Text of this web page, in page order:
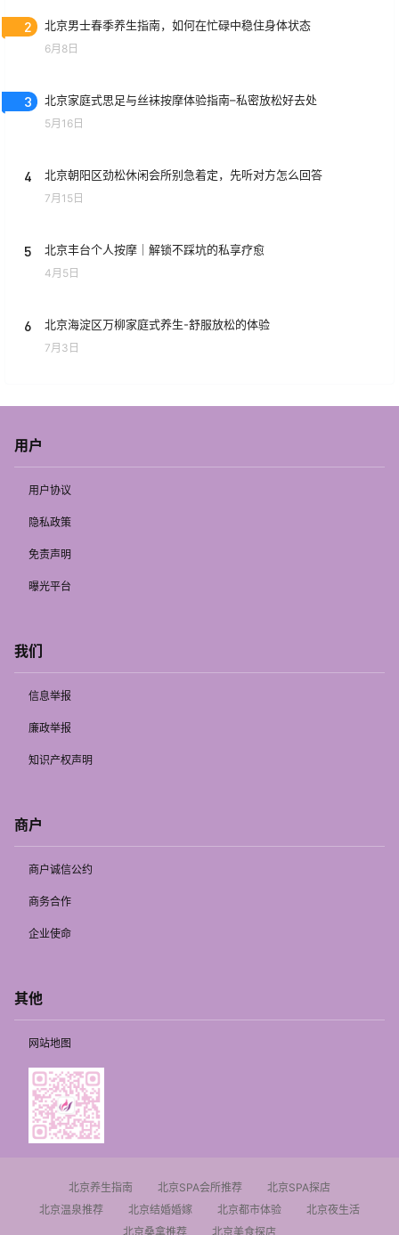
2 北京男士春季养生指南，如何在忙碌中稳住身体状态
6月8日
3 北京家庭式思足与丝袜按摩体验指南–私密放松好去处
5月16日
4 北京朝阳区劲松休闲会所别急着定，先听对方怎么回答
7月15日
5 北京丰台个人按摩｜解锁不踩坑的私享疗愈
4月5日
6 北京海淀区万柳家庭式养生-舒服放松的体验
7月3日
用户
用户协议
隐私政策
免责声明
曝光平台
我们
信息举报
廉政举报
知识产权声明
商户
商户诚信公约
商务合作
企业使命
其他
网站地图
北京养生指南 北京SPA会所推荐
北京SPA探店
北京温泉推荐
北京结婚婚嫁 北京都市体验
北京夜生活
北京桑拿推荐
北京美食探店